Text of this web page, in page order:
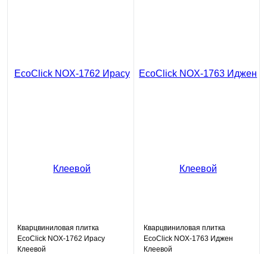
Кварцвиниловая плитка
EcoClick NOX-1762 Ирасу
Клеевой
Кварцвиниловая плитка
EcoClick NOX-1763 Иджен
Клеевой